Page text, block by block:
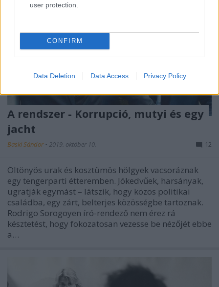
user protection.
CONFIRM
Data Deletion Data Access Privacy Policy
A rendszer - Korrupció, mutyi és egy
jacht
Baski Sándor • 2019. október 10. 12
Öltönyös urak és kosztümös hölgyek vacsoráznak
egy tengerparti étteremben. Jókedvűek, harsányak,
ugratják egymást – látszik, hogy közös politikai
családba, egy zárt, belterjes közösségbe tartoznak.
Rodrigo Sorogoyen író-rendező nem érez rá
késztetést, hogy fokozatosan vezesse be nézőjét ebbe
a…